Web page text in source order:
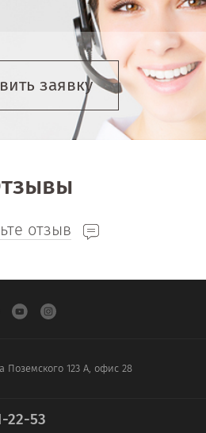
заявку
отзыв
Поземского 123 А, офис 28
22-53